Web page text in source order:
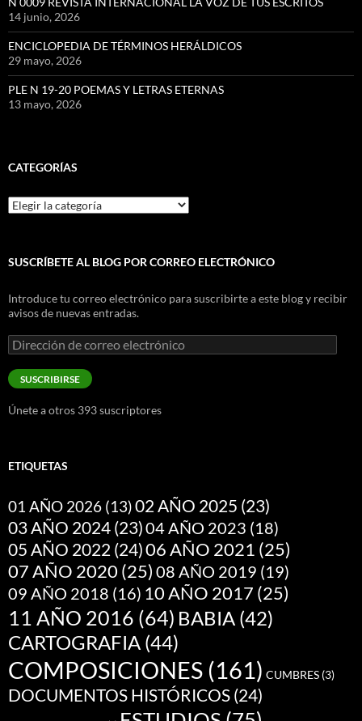
14 junio, 2026
ENCICLOPEDIA DE TÉRMINOS HERÁLDICOS
29 mayo, 2026
PLE N 19-20 POEMAS Y LETRAS ETERNAS
13 mayo, 2026
CATEGORÍAS
Categorías
SUSCRÍBETE AL BLOG POR CORREO ELECTRÓNICO
Introduce tu correo electrónico para suscribirte a este blog y recibir
avisos de nuevas entradas.
Dirección
de
correo
electrónico
SUSCRIBIRSE
Únete a otros 393 suscriptores
ETIQUETAS
01 AÑO 2026 (13)02 AÑO 2025 (23)
03 AÑO 2024(23)04 AÑO 2023 (18)
05 AÑO 2022 (24)06 AÑO 2021 (25)
07 AÑO 2020 (25) 08 AÑO 2019 (19)
09 AÑO 2018 (16) 10 AÑO 2017 (25)
11 AÑO 2016 (64) BABIA (42)
CARTOGRAFIA (44)
COMPOSICIONES (161) CUMBRES (3)
DOCUMENTOS HISTÓRICOS(24)